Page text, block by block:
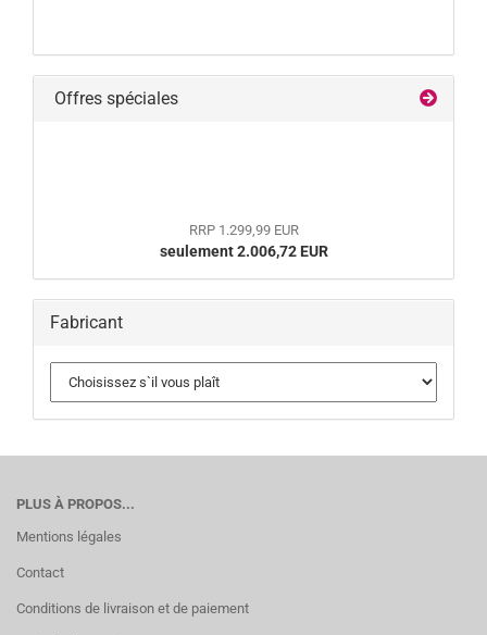
Offres spéciales
RRP 1.299,99 EUR
seulement 2.006,72 EUR
Fabricant
PLUS À PROPOS...
Mentions légales
Contact
Conditions de livraison et de paiement